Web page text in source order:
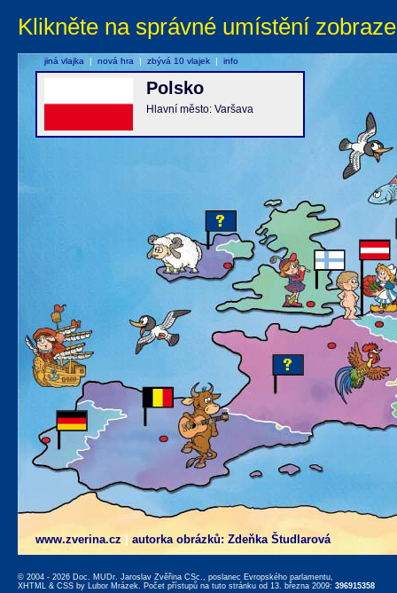
Klikněte na správné umístění
www.zverina.cz autorka obrázků: Zdeňka Študlarová
Polsko
Hlavní město: Varšava
jiná vlajka | nová hra | zbývá 10 vlajek | info
© 2004 - 2026 Doc. MUDr. Jaroslav Zvěřina CSc., poslanec Evropského parlamentu,
XHTML & CSS by Lubor Mrázek. Počet přístupů na tuto stránku od 13. března 2009: 396915358